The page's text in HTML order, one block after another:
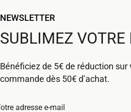
NEWSLETTER
SUBLIMEZ VOTRE
Bénéficiez de 5€ de réduction
commande dès 50€ d’achat.